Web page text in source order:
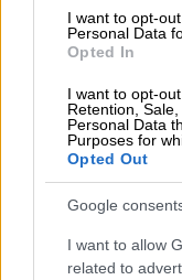
I want to opt-
Personal Data
Opted In
I want to opt-
Retention,
Personal Data
Purposes for
Opted Out
Google
I want to allow
related to
αποτελεί ένα
και ήδη
Υπουργείο
προκειμένου
υλοποίησής
συμβάλλει
των
οποία
Μέτρα